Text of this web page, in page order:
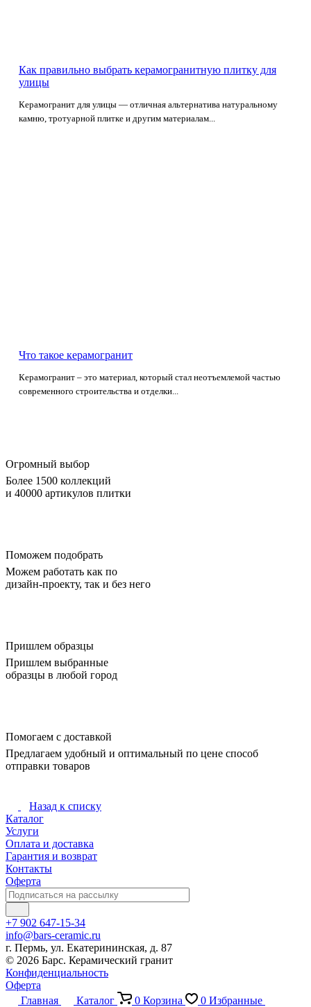
Как правильно выбрать керамогранитную плитку для
улицы
Керамогранит для улицы — отличная альтернатива натуральному
камню, тротуарной плитке и другим материалам...
Что такое керамогранит
Керамогранит – это материал, который стал неотъемлемой частью
современного строительства и отделки...
Огромный выбор
Более 1500 коллекций
и 40000 артикулов плитки
Поможем подобрать
Можем работать как по
дизайн-проекту, так и без него
Пришлем образцы
Пришлем выбранные
образцы в любой город
Помогаем с доставкой
Предлагаем удобный и оптимальный по цене способ
отправки товаров
Назад к списку
Каталог
Услуги
Оплата и доставка
Гарантия и возврат
Контакты
Оферта
+7 902 647-15-34
info@bars-ceramic.ru
г. Пермь, ул. Екатерининская, д. 87
© 2026 Барс. Керамический гранит
Конфиденциальность
Оферта
Главная
Каталог 0 Корзина 0 Избранные